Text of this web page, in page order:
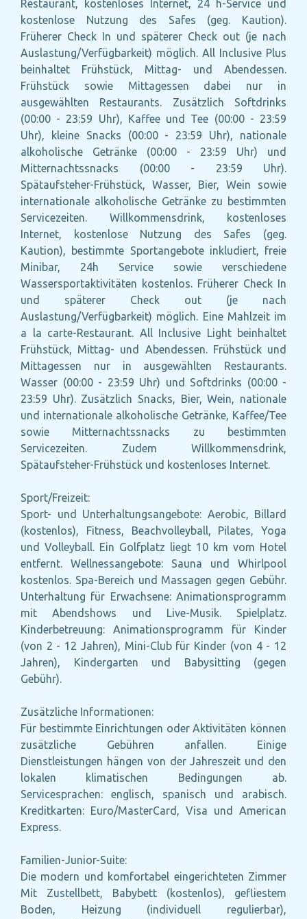
Restaurant, kostenloses Internet, 24 h-Service und
kostenlose Nutzung des Safes (geg. Kaution).
Früherer Check In und späterer Check out (je nach
Auslastung/Verfügbarkeit) möglich. All Inclusive Plus
beinhaltet Frühstück, Mittag- und Abendessen.
Frühstück sowie Mittagessen dabei nur in
ausgewählten Restaurants. Zusätzlich Softdrinks
(00:00 - 23:59 Uhr), Kaffee und Tee (00:00 - 23:59
Uhr), kleine Snacks (00:00 - 23:59 Uhr), nationale
alkoholische Getränke (00:00 - 23:59 Uhr) und
Mitternachtssnacks (00:00 - 23:59 Uhr).
Spätaufsteher-Frühstück, Wasser, Bier, Wein sowie
internationale alkoholische Getränke zu bestimmten
Servicezeiten. Willkommensdrink, kostenloses
Internet, kostenlose Nutzung des Safes (geg.
Kaution), bestimmte Sportangebote inkludiert, freie
Minibar, 24h Service sowie verschiedene
Wassersportaktivitäten kostenlos. Früherer Check In
und späterer Check out (je nach
Auslastung/Verfügbarkeit) möglich. Eine Mahlzeit im
a la carte-Restaurant. All Inclusive Light beinhaltet
Frühstück, Mittag- und Abendessen. Frühstück und
Mittagessen nur in ausgewählten Restaurants.
Wasser (00:00 - 23:59 Uhr) und Softdrinks (00:00 -
23:59 Uhr). Zusätzlich Snacks, Bier, Wein, nationale
und internationale alkoholische Getränke, Kaffee/Tee
sowie Mitternachtssnacks zu bestimmten
Servicezeiten. Zudem Willkommensdrink,
Spätaufsteher-Frühstück und kostenloses Internet.
Sport/Freizeit:
Sport- und Unterhaltungsangebote: Aerobic, Billard
(kostenlos), Fitness, Beachvolleyball, Pilates, Yoga
und Volleyball. Ein Golfplatz liegt 10 km vom Hotel
entfernt. Wellnessangebote: Sauna und Whirlpool
kostenlos. Spa-Bereich und Massagen gegen Gebühr.
Unterhaltung für Erwachsene: Animationsprogramm
mit Abendshows und Live-Musik. Spielplatz.
Kinderbetreuung: Animationsprogramm für Kinder
(von 2 - 12 Jahren), Mini-Club für Kinder (von 4 - 12
Jahren), Kindergarten und Babysitting (gegen
Gebühr).
Zusätzliche Informationen:
Für bestimmte Einrichtungen oder Aktivitäten können
zusätzliche Gebühren anfallen. Einige
Dienstleistungen hängen von der Jahreszeit und den
lokalen klimatischen Bedingungen ab.
Servicesprachen: englisch, spanisch und arabisch.
Kreditkarten: Euro/MasterCard, Visa und American
Express.
Familien-Junior-Suite:
Die modern und komfortabel eingerichteten Zimmer
Mit Zustellbett, Babybett (kostenlos), gefliestem
Boden, Heizung (individuell regulierbar),